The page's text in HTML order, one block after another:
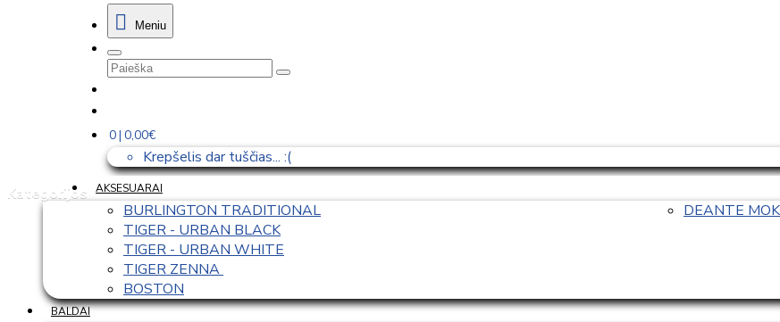
Meniu
0 | 0,00€
Krepšelis dar tuščias... :(
Kategorijos
AKSESUARAI
BURLINGTON TRADITIONAL
TIGER - URBAN BLACK
TIGER - URBAN WHITE
TIGER ZENNA
BOSTON
DEANTE
BALDAI